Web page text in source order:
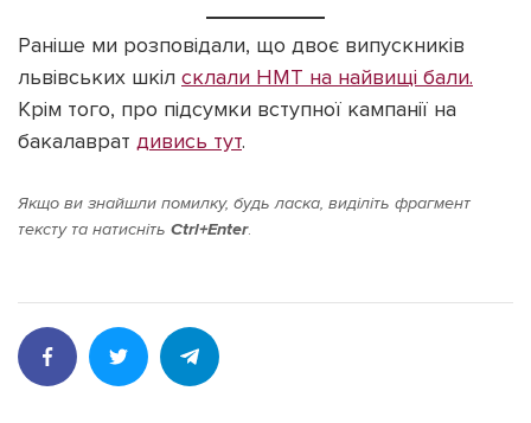
Раніше ми розповідали, що двоє випускників
львівських шкіл склали НМТ на найвищі бали.
Крім того, про підсумки вступної кампанії на
бакалаврат дивись тут.
Якщо ви знайшли помилку, будь ласка, виділіть фрагмент
тексту та натисніть Ctrl+Enter.